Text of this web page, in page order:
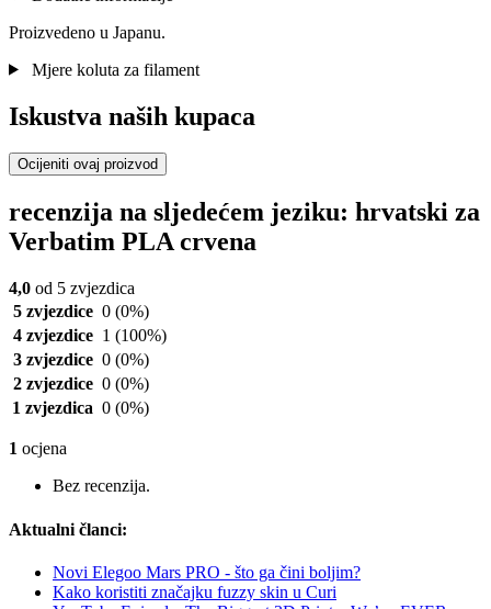
Proizvedeno u Japanu.
Mjere koluta za filament
Iskustva naših kupaca
Ocijeniti ovaj proizvod
recenzija na sljedećem jeziku: hrvatski za
Verbatim PLA crvena
4,0 od 5 zvjezdica
5 zvjezdice 0 (0%)
4 zvjezdice 1 (100%)
3 zvjezdice 0 (0%)
2 zvjezdice 0 (0%)
1 zvjezdica 0 (0%)
1 ocjena
Bez recenzija.
Aktualni članci:
Novi Elegoo Mars PRO - što ga čini boljim?
Kako koristiti značajku fuzzy skin u Curi